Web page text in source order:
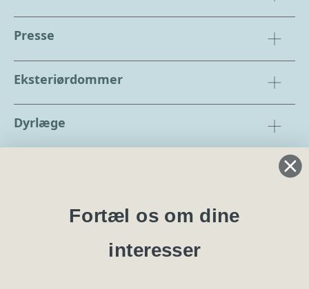
Presse
Eksteriørdommer
Dyrlæge
BlanketterFortæl os om dine
interesser